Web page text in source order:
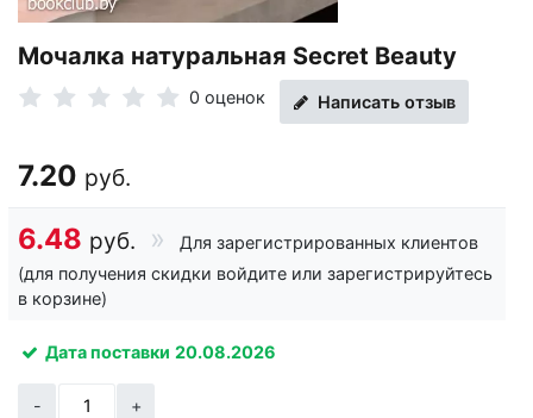
Мочалка натуральная Secret Beauty
0 оценок Написать отзыв
7.20 руб.
6.48 руб.
Для зарегистрированных клиентов
(для получения скидки войдите или зарегистрируйтесь
в корзине)
Дата поставки 20.08.2026
- +